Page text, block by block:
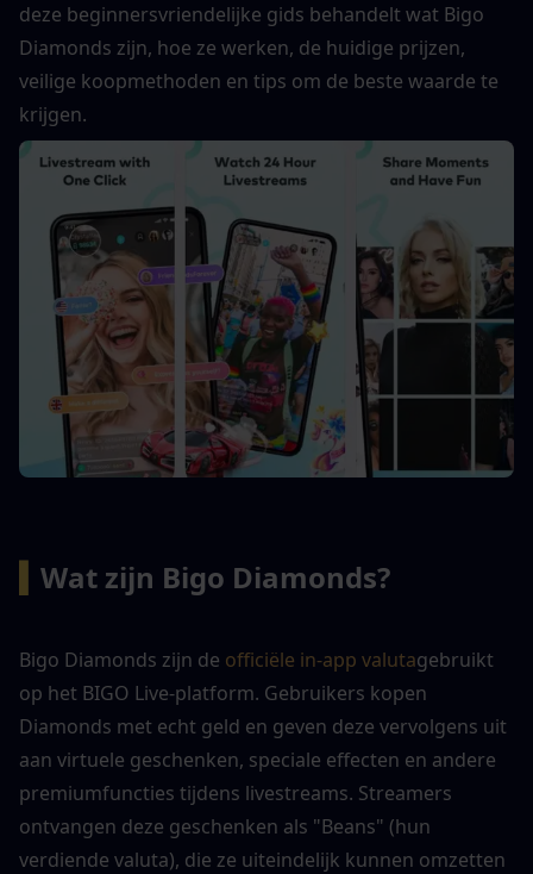
deze beginnersvriendelijke gids behandelt wat Bigo
Diamonds zijn, hoe ze werken, de huidige prijzen,
veilige koopmethoden en tips om de beste waarde te
krijgen.
Wat zijn Bigo Diamonds?
Bigo Diamonds zijn de officiële in-app valutagebruikt
op het BIGO Live-platform. Gebruikers kopen
Diamonds met echt geld en geven deze vervolgens uit
aan virtuele geschenken, speciale effecten en andere
premiumfuncties tijdens livestreams. Streamers
ontvangen deze geschenken als "Beans" (hun
verdiende valuta), die ze uiteindelijk kunnen omzetten